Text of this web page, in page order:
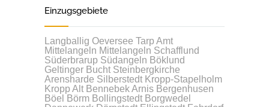
Einzugsgebiete
Langballig Oeversee Tarp Amt
Mittelangeln Mittelangeln Schafflund
Süderbrarup Südangeln Böklund
Geltinger Bucht Steinbergkirche
Arensharde Silberstedt Kropp-Stapelholm
Kropp Alt BennebekArnis Bergenhusen
Böel
Börm Bollingstedt Borgwedel